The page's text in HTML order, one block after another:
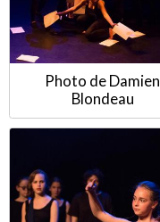
Photo de Damien
Blondeau